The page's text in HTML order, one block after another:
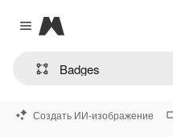
Close menu
Magnific
Создать ИИ-изображение